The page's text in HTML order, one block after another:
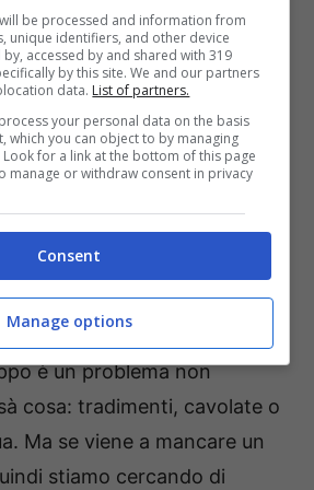
ha confermato le voci sul
pubblicando una storia
“Come sapete voi io non
cose. Cerco proprio di
delle cose private. Però ora
un punto in cui tutti mi state
le stesse cose.
delicato tra me e
scritto l’ex volto di Uomini e
è un problema non
cosa: tradimenti, cavolate o
Ma se viene a mancare un
stiamo cercando di
be processed and information from
unique identifiers, and other device
accessed by and shared with 319
by this site. We and our partners
data. List of partners.
your personal data on the basis
which you can object to by managing
for a link at the bottom of this page
manage or withdraw consent in privacy
Consent
Manage options